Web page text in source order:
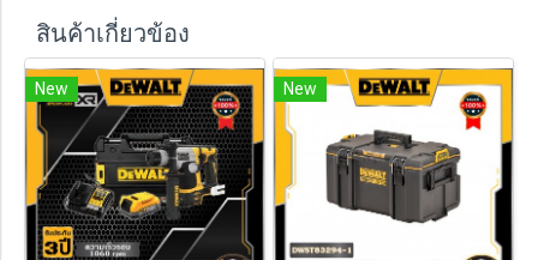
สินค้าเกี่ยวข้อง
New New